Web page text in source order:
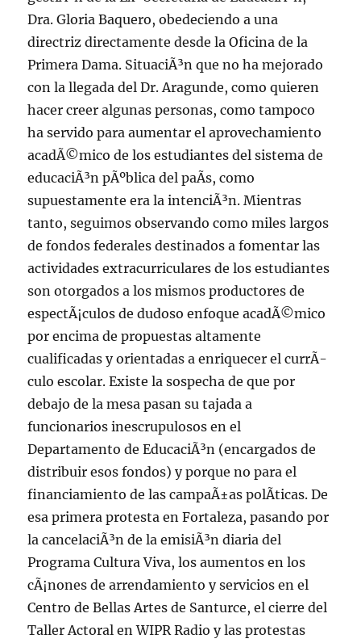
Dra. Gloria Baquero, obedeciendo a una
directriz directamente desde la Oficina de la
Primera Dama. SituaciÃ³n que no ha mejorado
con la llegada del Dr. Aragunde, como quieren
hacer creer algunas personas, como tampoco
ha servido para aumentar el aprovechamiento
acadÃ©mico de los estudiantes del sistema de
educaciÃ³n pÃºblica del paÃ­s, como
supuestamente era la intenciÃ³n. Mientras
tanto, seguimos observando como miles largos
de fondos federales destinados a fomentar las
actividades extracurriculares de los estudiantes
son otorgados a los mismos productores de
espectÃ¡culos de dudoso enfoque acadÃ©mico
por encima de propuestas altamente
cualificadas y orientadas a enriquecer el currÃ­
culo escolar. Existe la sospecha de que por
debajo de la mesa pasan su tajada a
funcionarios inescrupulosos en el
Departamento de EducaciÃ³n (encargados de
distribuir esos fondos) y porque no para el
financiamiento de las campaÃ±as polÃ­ticas. De
esa primera protesta en Fortaleza, pasando por
la cancelaciÃ³n de la emisiÃ³n diaria del
Programa Cultura Viva, los aumentos en los
cÃ¡nones de arrendamiento y servicios en el
Centro de Bellas Artes de Santurce, el cierre del
Taller Actoral en WIPR Radio y las protestas